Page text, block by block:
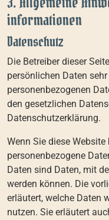
informationen
Datenschutz
Die Betreiber dieser
persönlichen Daten
personenbezogenen
den gesetzlichen
Datenschutzerklärung.
Wenn Sie diese
personenbezogene
Daten sind Daten, mit
werden können. Die
erläutert, welche Daten
nutzen. Sie erläutert